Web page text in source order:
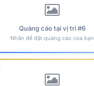
Quảng cáo tại vị trí #6
Nhấn để đặt quảng cáo của bạn